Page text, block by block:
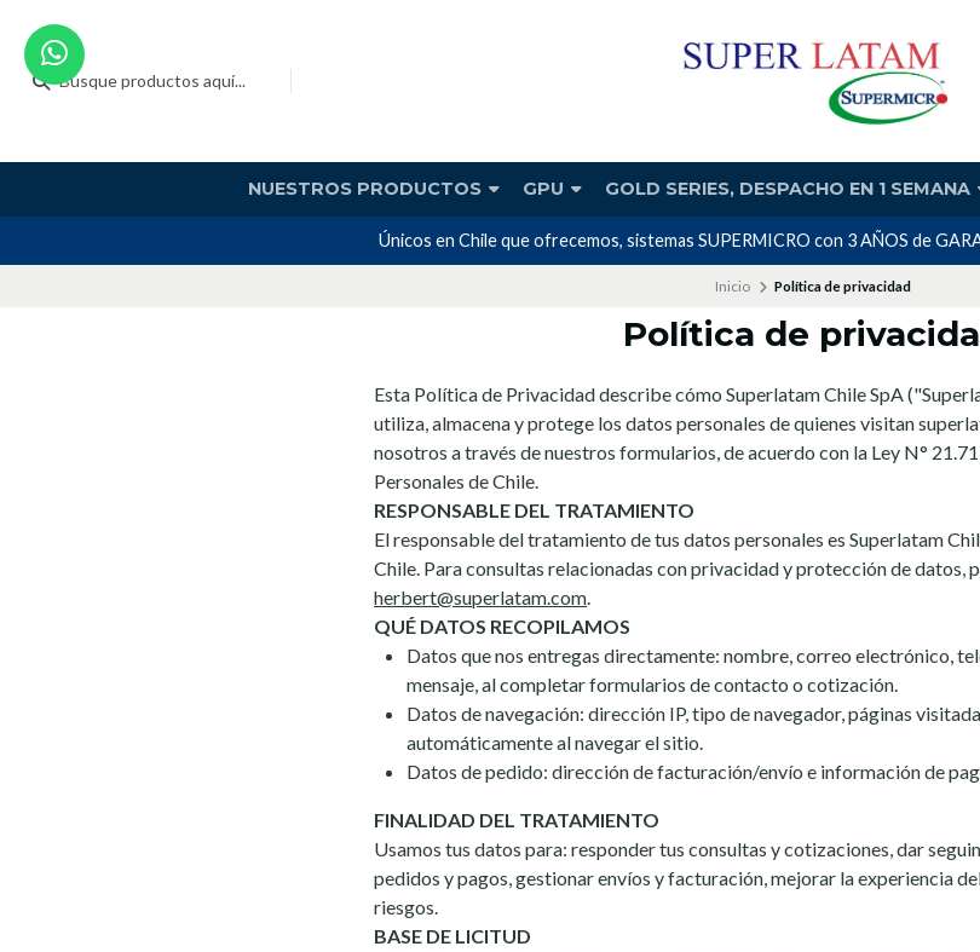
NUESTROS PRODUCTOS GPU GOLD SERIES, DESPACHO EN 1 SEMANA
Únicos en Chile que ofrecemos, sistemas SUPERMICRO con 3 AÑOS de
Inicio Política de privacidad
Política de
Esta Política de Privacidad describe cómo Superlatam Chile SpA
utiliza, almacena y protege los datos personales de quienes visitan
nosotros a través de nuestros formularios, de acuerdo con la Ley N°
Personales de Chile.
RESPONSABLE DEL TRATAMIENTO
El responsable del tratamiento de tus datos personales es Superlatam
Chile. Para consultas relacionadas con privacidad y protección de datos,
herbert@superlatam.com.
QUÉ DATOS RECOPILAMOS
Datos que nos entregas directamente: nombre, correo electrónico,
mensaje, al completar formularios de contacto o cotización.
Datos de navegación: dirección IP, tipo de navegador, páginas
automáticamente al navegar el sitio.
Datos de pedido: dirección de facturación/envío e información de
FINALIDAD DEL TRATAMIENTO
Usamos tus datos para: responder tus consultas y cotizaciones, dar
pedidos y pagos, gestionar envíos y facturación, mejorar la experiencia
riesgos.
BASE DE LICITUD